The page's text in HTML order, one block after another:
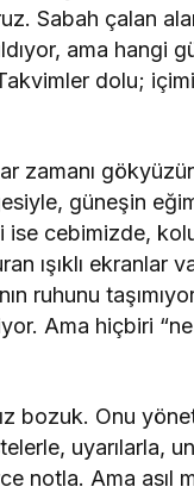
Sabah çalan
ama hangi
dolu;
zamanı
güneşin
ise cebimizde,
ışıklı ekranlar
ruhunu
Ama hiçbiri
bozuk. Onu
uyarılarla,
notla. Ama asıl